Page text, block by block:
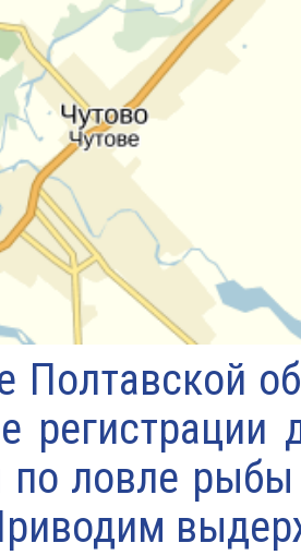
Полтавской
регистрации
по ловле